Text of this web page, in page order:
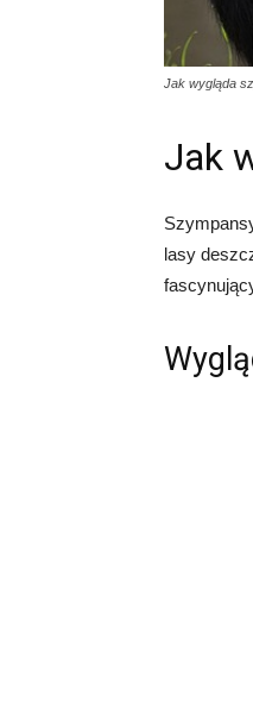
Jak wygląda
Jak
lasy